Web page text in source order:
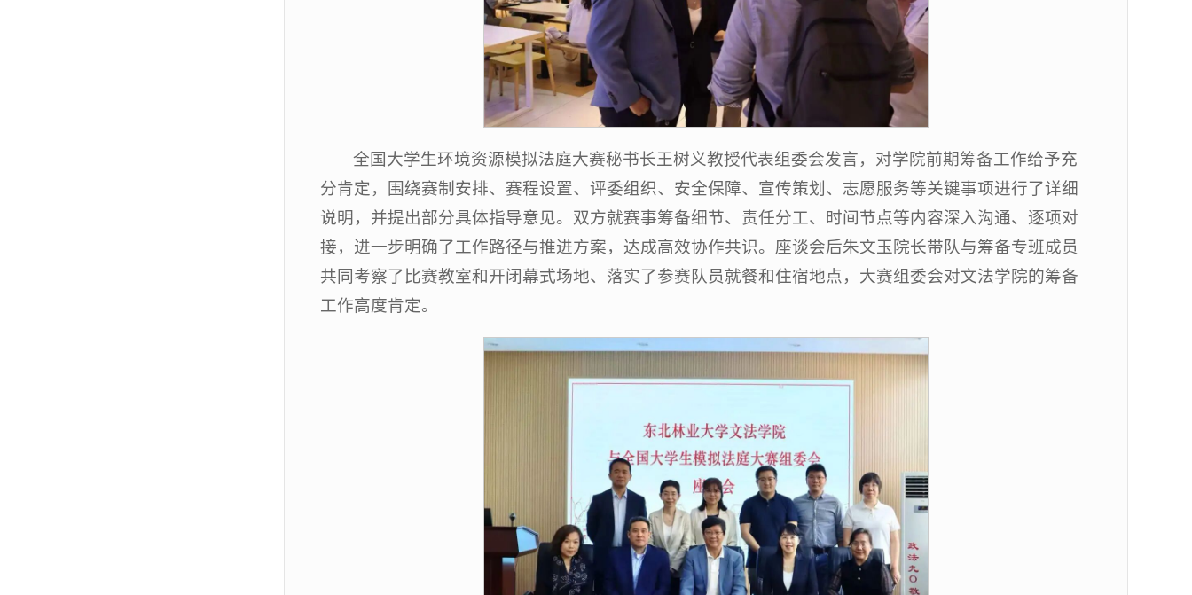
全国大学生环境资源模拟法庭大赛秘书长王树义教授代表组委会发言，对学院前期筹备工作给予充
分肯定，围绕赛制安排、赛程设置、评委组织、安全保障、宣传策划、志愿服务等关键事项进行了详细
说明，并提出部分具体指导意见。双方就赛事筹备细节、责任分工、时间节点等内容深入沟通、逐项对
接，进一步明确了工作路径与推进方案，达成高效协作共识。座谈会后朱文玉院长带队与筹备专班成员
共同考察了比赛教室和开闭幕式场地、落实了参赛队员就餐和住宿地点，大赛组委会对文法学院的筹备
工作高度肯定。